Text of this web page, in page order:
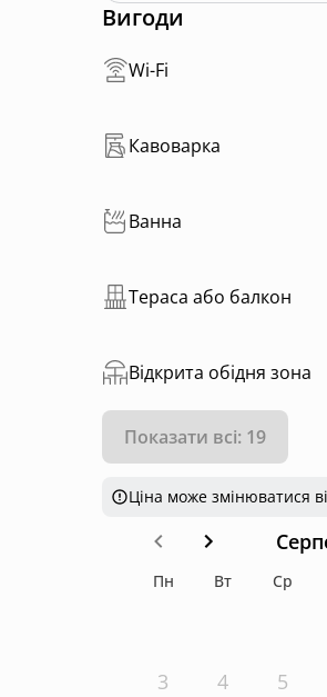
Вигоди
Wi-Fi
Кавоварка
Ванна
Тераса або балкон
Відкрита обідня зона
Показати всі: 19
Ціна може змінюватися
Пн Вт Ср
3 4 5